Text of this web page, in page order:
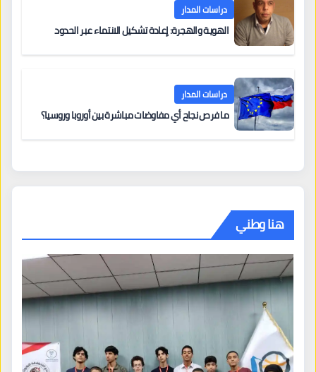
دراسات المدار
الهوية والهجرة: إعادة تشكيل الانتماء عبر الحدود
دراسات المدار
ما فرص نجاح أي مفاوضات مباشرة بين أوروبا وروسيا؟
هنا وطني